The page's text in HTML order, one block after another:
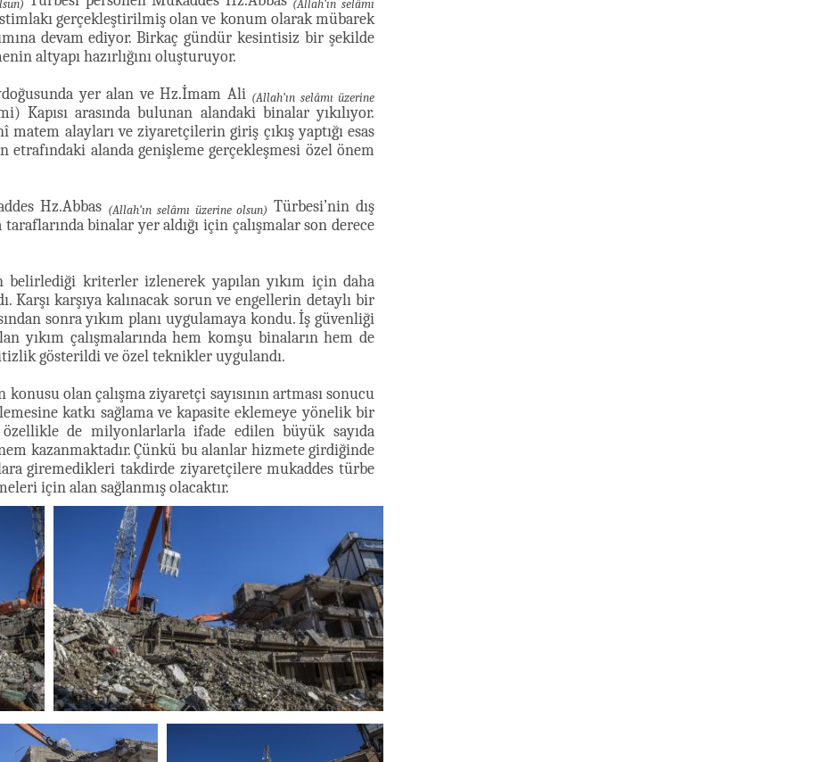
(Allah’ın selâmı
gerçekleştirilmiş olan ve konum olarak mübarek
devam ediyor. Birkaç gündür kesintisiz bir şekilde
altyapı hazırlığını oluşturuyor.
yer alan ve Hz.İmam Ali (Allah’ın selâmı üzerine
Kapısı arasında bulunan alandaki binalar yıkılıyor.
alayları ve ziyaretçilerin giriş çıkış yaptığı esas
etrafındaki alanda genişleme gerçekleşmesi özel önem
Hz.Abbas (Allah’ın selâmı üzerine olsun) Türbesi’nin dış
binalar yer aldığı için çalışmalar son derece
kriterler izlenerek yapılan yıkım için daha
Karşı karşıya kalınacak sorun ve engellerin detaylı bir
sonra yıkım planı uygulamaya kondu. İş güvenliği
yıkım çalışmalarında hem komşu binaların hem de
gösterildi ve özel teknikler uygulandı.
olan çalışma ziyaretçi sayısının artması sonucu
katkı sağlama ve kapasite eklemeye yönelik bir
özellikle de milyonlarlarla ifade edilen büyük sayıda
kazanmaktadır. Çünkü bu alanlar hizmete girdiğinde
giremedikleri takdirde ziyaretçilere mukaddes türbe
için alan sağlanmış olacaktır.